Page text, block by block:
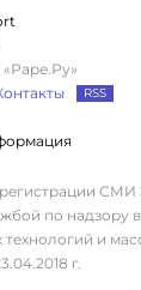
RSS
регистрации
по надзору в
и
г.